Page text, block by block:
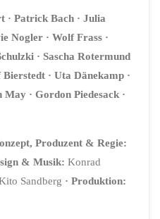
· Patrick Bach · Julia
Nogler · Wolf Frass ·
· Sascha Rotermund
Bierstedt · Uta Dänekamp ·
May ·Gordon Piedesack ·
Produzent & Regie:
& Musik: Konrad
Sandberg · Produktion: